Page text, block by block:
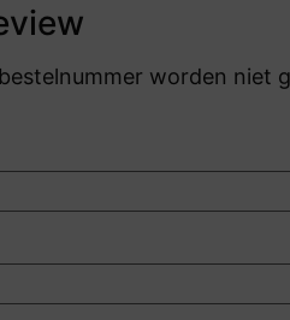
worden niet